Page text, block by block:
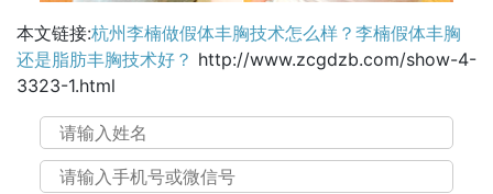
本文链接:杭州李楠做假体丰胸技术怎么样？李楠假体丰胸
还是脂肪丰胸技术好？ http://www.zcgdzb.com/show-4-
3323-1.html